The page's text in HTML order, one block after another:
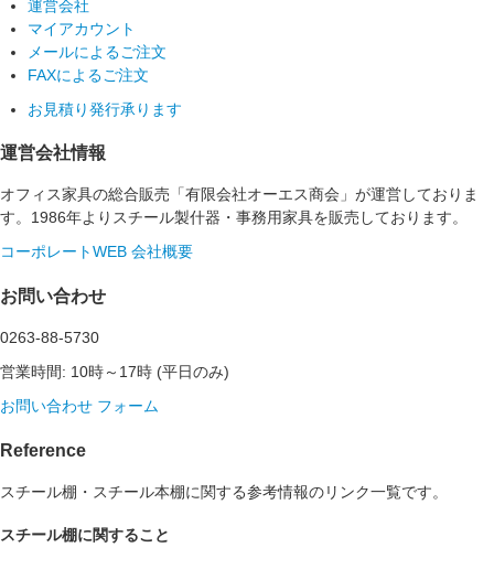
運営会社
マイアカウント
メールによるご注文
FAXによるご注文
お見積り発行承ります
運営会社情報
オフィス家具の総合販売「有限会社オーエス商会」が運営しておりま
す。1986年よりスチール製什器・事務用家具を販売しております。
コーポレートWEB 会社概要
お問い合わせ
0263-88-5730
営業時間: 10時～17時 (平日のみ)
お問い合わせ フォーム
Reference
スチール棚・スチール本棚に関する参考情報のリンク一覧です。
スチール棚に関すること